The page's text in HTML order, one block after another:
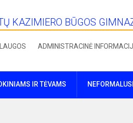
KAZIMIERO BŪGOS
ADMINISTRACINĖ
IR TĖVAMS